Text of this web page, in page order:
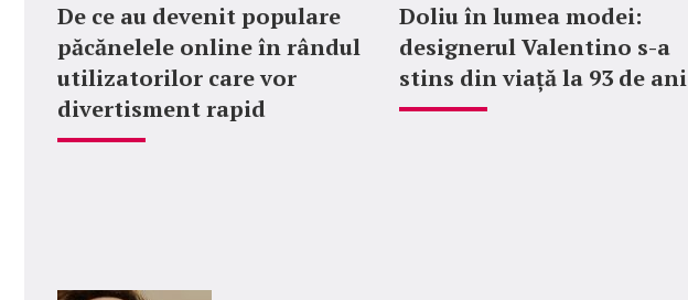
De ce au devenit populare
păcănelele online în rândul
utilizatorilor care vor
divertisment rapid
Doliu în lumea modei:
designerul Valentino s-a
stins din viață la 93 de ani